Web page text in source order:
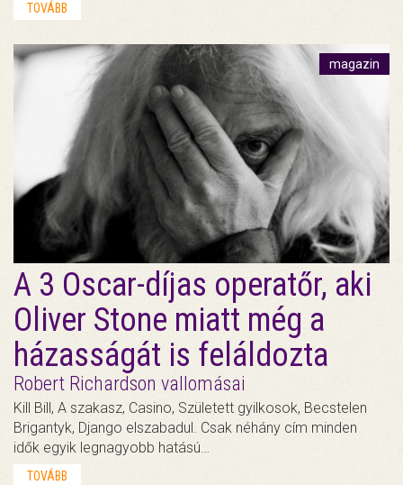
TOVÁBB
magazin
A 3 Oscar-díjas operatőr, aki
Oliver Stone miatt még a
házasságát is feláldozta
Robert Richardson vallomásai
Kill Bill, A szakasz, Casino, Született gyilkosok, Becstelen
Brigantyk, Django elszabadul. Csak néhány cím minden
idők egyik legnagyobb hatású…
TOVÁBB